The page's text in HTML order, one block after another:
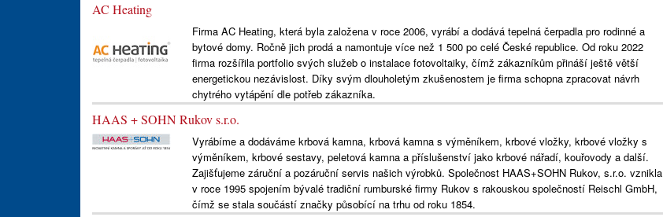
AC Heating
Firma AC Heating, která byla založena v roce 2006, vyrábí a dodává tepelná čerpadla pro rodinné a
bytové domy. Ročně jich prodá a namontuje více než 1 500 po celé České republice. Od roku 2022
firma rozšířila portfolio svých služeb o instalace fotovoltaiky, čímž zákazníkům přináší ještě větší
energetickou nezávislost. Díky svým dlouholetým zkušenostem je firma schopna zpracovat návrh
chytrého vytápění dle potřeb zákazníka.
HAAS + SOHN Rukov s.r.o.
Vyrábíme a dodáváme krbová kamna, krbová kamna s výměníkem, krbové vložky, krbové vložky s
výměníkem, krbové sestavy, peletová kamna a příslušenství jako krbové nářadí, kouřovody a další.
Zajišťujeme záruční a pozáruční servis našich výrobků. Společnost HAAS+SOHN Rukov, s.r.o. vznikla
v roce 1995 spojením bývalé tradiční rumburské firmy Rukov s rakouskou společností Reischl GmbH,
čímž se stala součástí značky působící na trhu od roku 1854.